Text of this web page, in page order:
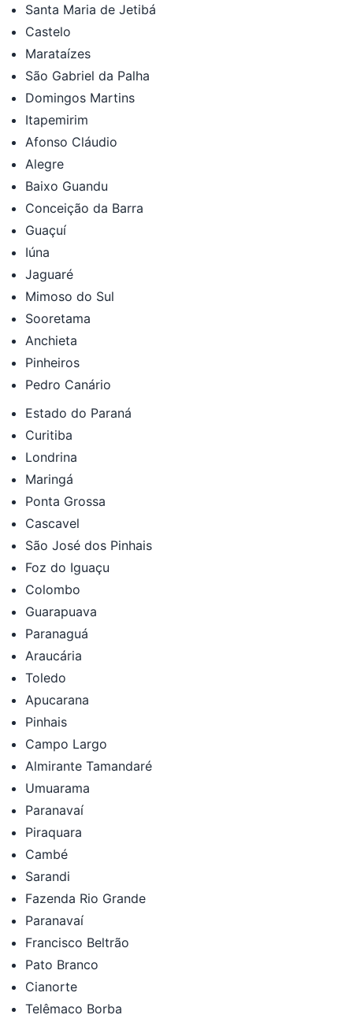
Santa Maria de Jetibá
Castelo
Marataízes
São Gabriel da Palha
Domingos Martins
Itapemirim
Afonso Cláudio
Alegre
Baixo Guandu
Conceição da Barra
Guaçuí
Iúna
Jaguaré
Mimoso do Sul
Sooretama
Anchieta
Pinheiros
Pedro Canário
Estado do Paraná
Curitiba
Londrina
Maringá
Ponta Grossa
Cascavel
São José dos Pinhais
Foz do Iguaçu
Colombo
Guarapuava
Paranaguá
Araucária
Toledo
Apucarana
Pinhais
Campo Largo
Almirante Tamandaré
Umuarama
Paranavaí
Piraquara
Cambé
Sarandi
Fazenda Rio Grande
Paranavaí
Francisco Beltrão
Pato Branco
Cianorte
Telêmaco Borba